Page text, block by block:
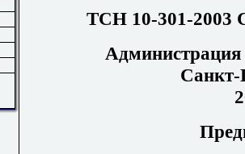
ТСН 10-301-
Санкт-